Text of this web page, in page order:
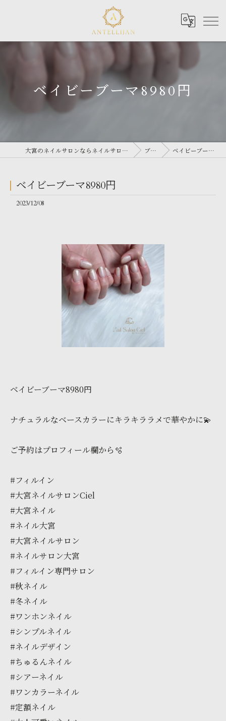
ベイビーブーマ8980円
大宮のネイルサロンならネイルサロン Antellijan 大宮 ブログ ベイビーブーマ8980円
ベイビーブーマ8980円
2023/12/08
ベイビーブーマ8980円
ナチュラルなベースカラーにキラキララメで華やかに💫
ご予約はプロフィール欄から🫧
#フィルイン
#大宮ネイルサロンCiel
#大宮ネイル
#ネイル大宮
#大宮ネイルサロン
#ネイルサロン大宮
#フィルイン専門サロン
#秋ネイル
#冬ネイル
#ワンホンネイル
#シンプルネイル
#ネイルデザイン
#ちゅるんネイル
#シアーネイル
#ワンカラーネイル
#定額ネイル